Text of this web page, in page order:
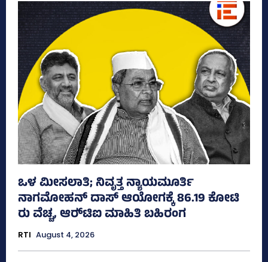
ಒಳ ಮೀಸಲಾತಿ; ನಿವೃತ್ತ ನ್ಯಾಯಮೂರ್ತಿ
ನಾಗಮೋಹನ್ ದಾಸ್ ಆಯೋಗಕ್ಕೆ 86.19 ಕೋಟಿ
ರು ವೆಚ್ಚ, ಆರ್‍‌ಟಿಐ ಮಾಹಿತಿ ಬಹಿರಂಗ
RTI August 4, 2026